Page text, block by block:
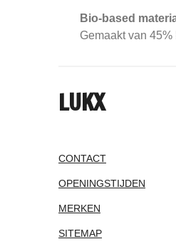
Bio-based
Gemaakt van
LUKX
CONTACT
OPENINGSTIJDEN
MERKEN
SITEMAP